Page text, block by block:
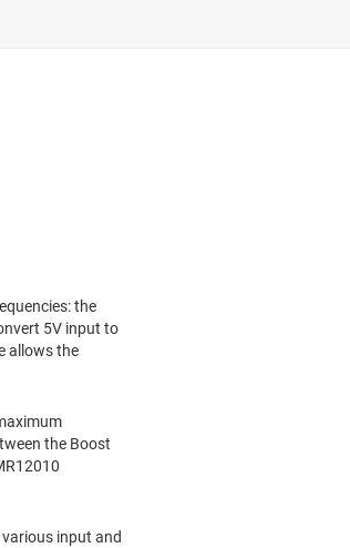
the
5V input to
allows the
the Boost
input and